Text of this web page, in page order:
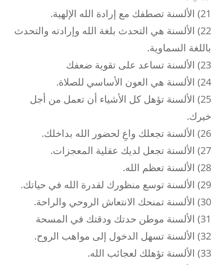
21) الألسنة تصطفك مع إرادة الله الإلهية.
22) الألسنة هي التحدث بلغة الله وإرادته والتحدث
باللغة السماوية.
23) الألسنة تساعد على تقوية ضعفك
24) الألسنة هي العون الأساسي للصلاة.
25) الألسنة تؤهل كل الأشياء أن تعمل من أجل
خيرك.
26) الألسنة تجعلك واعِ لحضور الله بداخلك.
27) الألسنة تجعل لديك عقلية المعجزات.
28) الألسنة تعظم الله.
29) الألسنة توسع منظورك لقدرة الله في حياتك.
30) الألسنة تمنحك الانتعاش الروحي والراحة.
31) الألسنة موطن حدتك ودقتك في المسحة
32) الألسنة تسهل الدخول إلى مواهب الروح.
33) الألسنة تؤهلك لعجائب الله.